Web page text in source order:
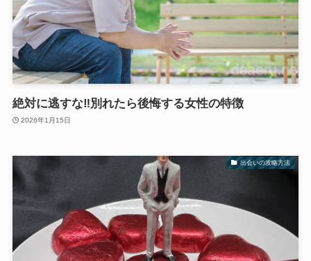
絶対に逃すな‼別れたら後悔する女性の特徴
2026年1月15日
出会いの攻略方法